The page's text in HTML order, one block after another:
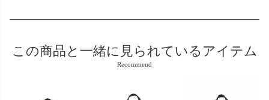
この商品と 一緒に見られているアイテム
Recommend